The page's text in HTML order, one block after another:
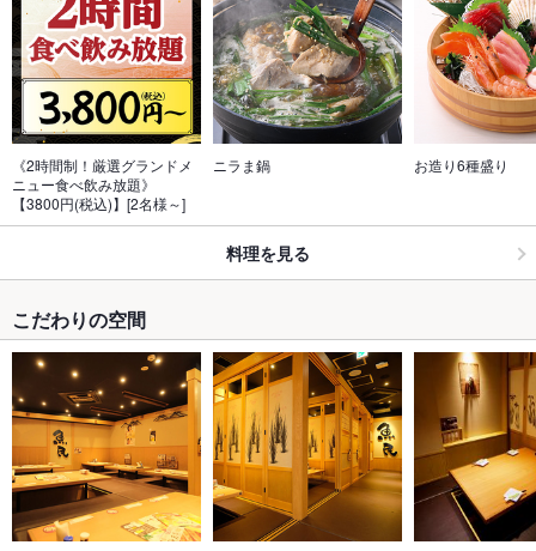
《2時間制！厳選グランドメ
ニュー食べ飲み放題》
【3800円(税込)】[2名様～]
ニラま鍋 お造り6種盛り
料理を見る
こだわりの空間